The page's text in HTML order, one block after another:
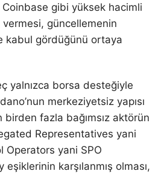
gibi yüksek hacimli
güncellemenin
kabul gördüğünü ortaya
yalnızca borsa desteğiyle
merkeziyetsiz yapısı
fazla bağımsız aktörün
Representatives yani
Operators yani SPO
karşılanmış olması,